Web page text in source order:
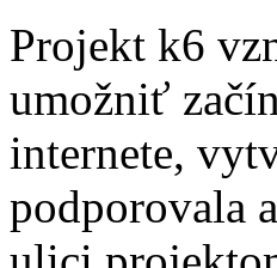
Projekt k6
umožniť
internete,
podporovala